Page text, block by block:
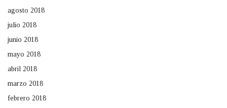
agosto 2018
julio 2018
junio 2018
mayo 2018
abril 2018
marzo 2018
febrero 2018